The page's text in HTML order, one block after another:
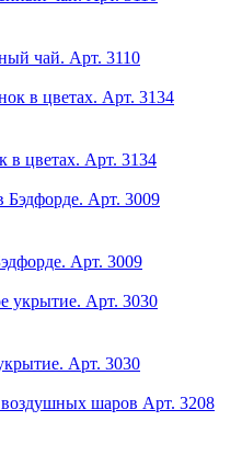
чай. Арт. 3110
цветах. Арт. 3134
Арт. 3009
Арт. 3030